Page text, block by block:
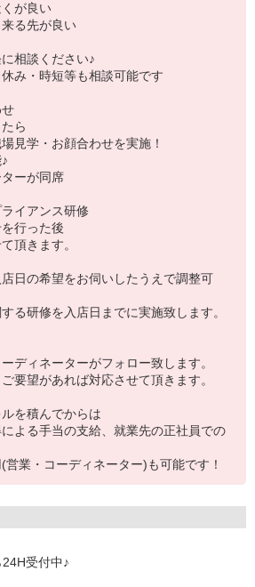
くが良い
来る先が良い
相談ください♪
み・時短等も相談可能です
ら
見学・お顔合わせを実施！
ーが同席
イアンス研修
行った後
頂きます。
日の希望をお伺いしたうえで調整可
る研修を入店日までに実施致します。
ディネーターがフォロー致します。
要望があれば対応させて頂きます。
を積んでからは
よる手当の支給、就業先の正社員での
業・コーディネーター)も可能です！
24H受付中♪